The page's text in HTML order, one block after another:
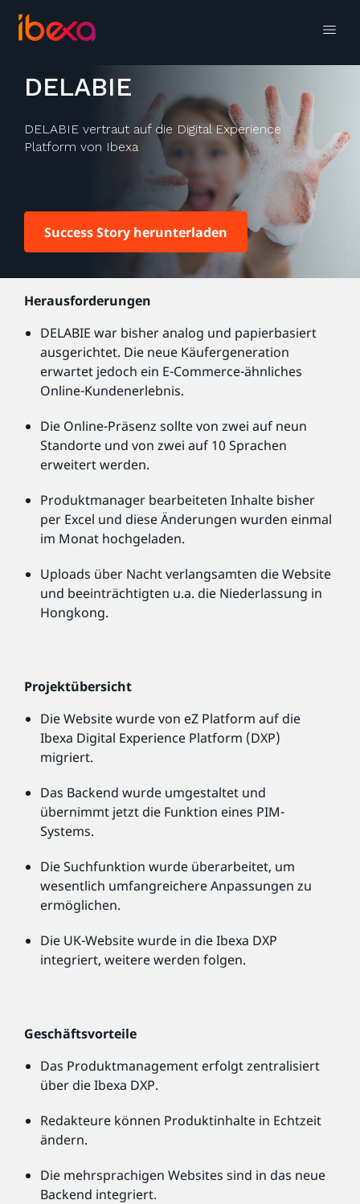
DELABIE
DELABIE vertraut auf die Digital Experience
Platform von Ibexa
Success Story herunterladen
Herausforderungen
DELABIE war bisher analog und papierbasiert
ausgerichtet. Die neue Käufergeneration
erwartet jedoch ein E-Commerce-ähnliches
Online-Kundenerlebnis.
Die Online-Präsenz sollte von zwei auf neun
Standorte und von zwei auf 10 Sprachen
erweitert werden.
Produktmanager bearbeiteten Inhalte bisher
per Excel und diese Änderungen wurden einmal
im Monat hochgeladen.
Uploads über Nacht verlangsamten die Website
und beeinträchtigten u.a. die Niederlassung in
Hongkong.
Projektübersicht
Die Website wurde von eZ Platform auf die
Ibexa Digital Experience Platform (DXP)
migriert.
Das Backend wurde umgestaltet und
übernimmt jetzt die Funktion eines PIM-
Systems.
Die Suchfunktion wurde überarbeitet, um
wesentlich umfangreichere Anpassungen zu
ermöglichen.
Die UK-Website wurde in die Ibexa DXP
integriert, weitere werden folgen.
Geschäftsvorteile
Das Produktmanagement erfolgt zentralisiert
über die Ibexa DXP.
Redakteure können Produktinhalte in Echtzeit
ändern.
Die mehrsprachigen Websites sind in das neue
Backend integriert.